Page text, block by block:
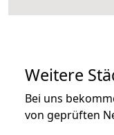
Weitere
Bei uns
von geprüften